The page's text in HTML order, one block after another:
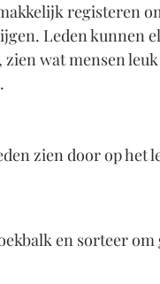
registeren
Leden kunnen
wat mensen
zien door op
en sorteer